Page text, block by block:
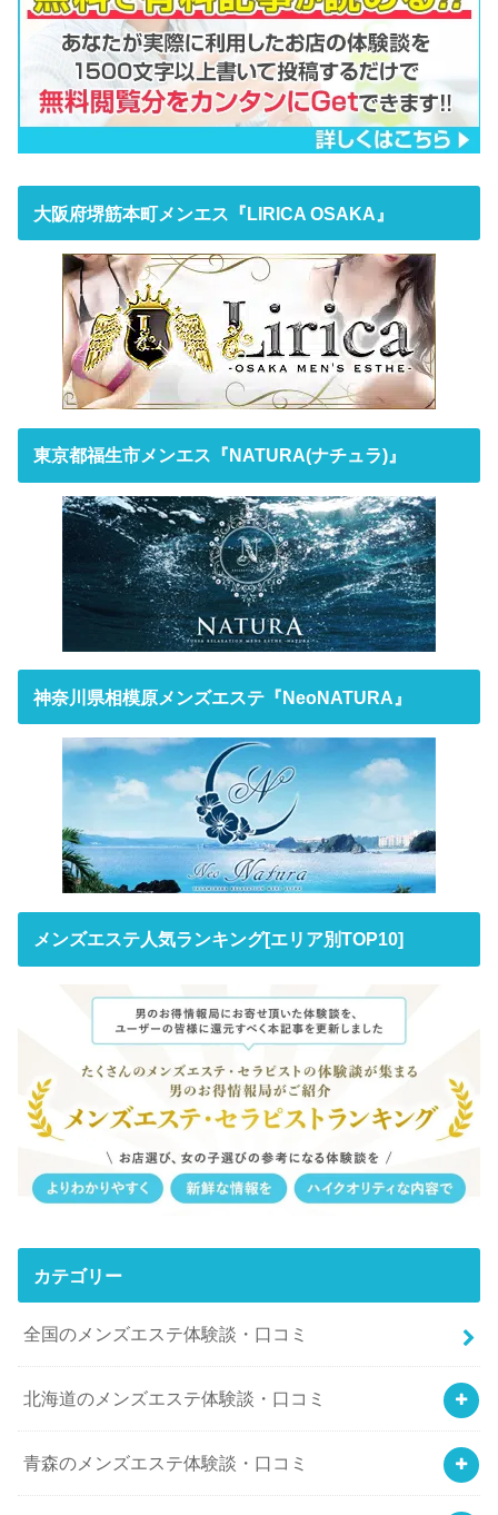
大阪府堺筋本町メンエス『LIRICA OSAKA』
東京都福生市メンエス『NATURA(ナチュラ)』
神奈川県相模原メンズエステ『NeoNATURA』
メンズエステ人気ランキング[エリア別TOP10]
カテゴリー
全国のメンズエステ体験談・口コミ
北海道のメンズエステ体験談・口コミ
青森のメンズエステ体験談・口コミ